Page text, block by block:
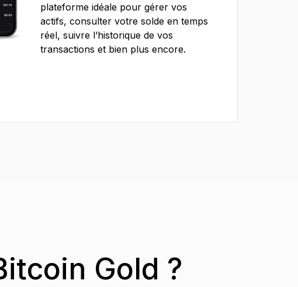
plateforme idéale pour gérer vos
actifs, consulter votre solde en temps
réel, suivre l’historique de vos
transactions et bien plus encore.
Gold ?